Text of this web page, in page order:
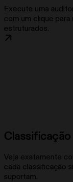
Execute uma
com um clique
estruturados.
Classificação
Veja exatamente
cada classificação
suportam.